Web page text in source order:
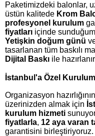
Paketimizdeki balonlar,
üstün kalitede Krom
profesyonel kurulum
fiyatları içinde
Yetişkin doğum günü
tasarlanan tüm baskılı
Dijital Baskı ile
İstanbul'a Özel
Organizasyon
üzerinizden almak için
kurulum hizmeti
fiyatlarla, 12 aya varan
garantisini birleştiriyoruz.